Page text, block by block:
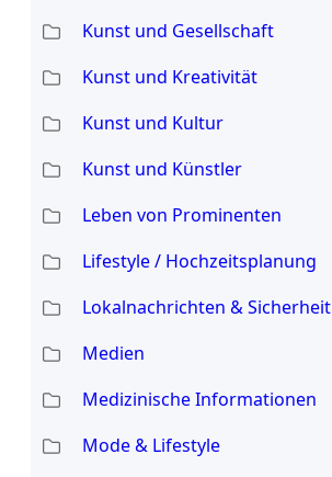
Kunst und Gesellschaft
Kunst und Kreativität
Kunst und Kultur
Kunst und Künstler
Leben von Prominenten
Lifestyle / Hochzeitsplanung
Lokalnachrichten & Sicherheit
Medien
Medizinische Informationen
Mode & Lifestyle